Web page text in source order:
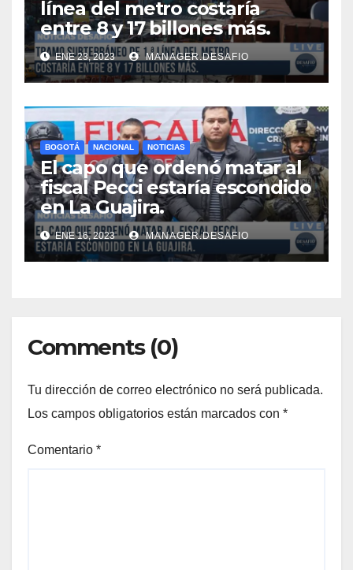
línea del metro costaría
entre 8 y 17 billones más.
ENE 23, 2023 MANAGER.DESAFIO
BOGOTÁ NACIONAL NOTICIAS
El capo que ordenó matar al
fiscal Pecci estaría escondido
en La Guajira.
ENE 16, 2023 MANAGER.DESAFIO
Comments (0)
Tu dirección de correo electrónico no será publicada.
Los campos obligatorios están marcados con *
Comentario *